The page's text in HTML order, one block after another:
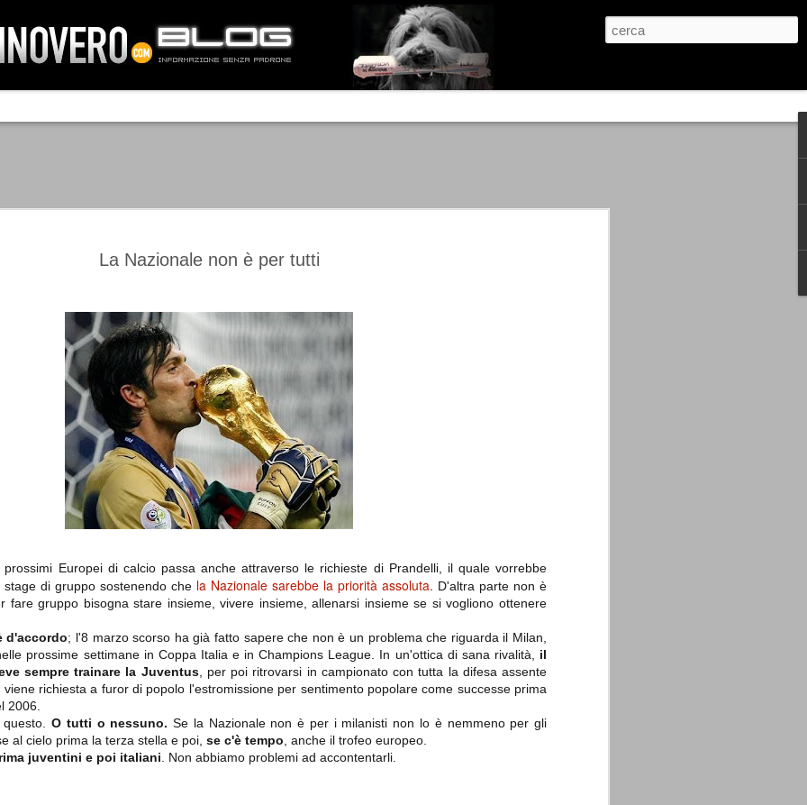
La Nazionale non è per tutti
Europei di calcio passa anche attraverso le richieste di Prandelli, il quale vorrebbe
di gruppo sostenendo che la Nazionale sarebbe la priorità assoluta. D'altra parte non è
fare gruppo bisogna stare insieme, vivere insieme, allenarsi insieme se si vogliono ottenere
d'accordo; l'8 marzo scorso ha già fatto sapere che non è un problema che riguarda il Milan,
prossime settimane in Coppa Italia e in Champions League. In un'ottica di sana rivalità,
il
sempre trainare la Juventus, per poi ritrovarsi in campionato con tutta la difesa assente
richiesta a furor di popolo l'estromissione per sentimento popolare come successe prima
2006.
questo.O tutti o nessuno. Se la Nazionale non è per i milanisti non lo è nemmeno per gli
al cielo prima la terza stella e poi, se c'è tempo , anche il trofeo europeo.
juventini e poi italiani . Non abbiamo problemi ad accontentarli.
dell’estate 2006, sembrava
il corso degli eventi che si
condannando irreversibilmente.
Manchester City -
Juventus 1-2
La Juventus trionfa a
Manchester conquistandosi tre
importantissimi punti per la
qualificazione e mettendosi alle
spalle le brutte prestazioni del
campionato. Dopo un primo tempo
di sofferenza gli uomini di Allegri
hanno saputo reagire al gol
fortunoso (e non molto regolare)
segnato dagli inglesi e a portare a
casa il bottino intero.
12
Juventus - Chievo 1-1
La Juventus esce con un
misero punto dallo Juventus
Stadium, accentuando una crisi
che sembra non avere fine.
Nonostante il gol fortunoso del
Chievo, la sensazione netta è che
la matassa sia molto, molto lunga
e difficile da sbrogliare.
Dal sito della Corte di
Cassazione:
"In Italia la Corte Suprema di
giurisdizione ordinaria; tra le
principali funzioni che le sono
attribuite dalla legge fondamentale
sull'ordinamento giudiziario del 30
gennaio 1941 n. 12 (art. 65) vi è
osservanza e l'uniforme
interpretazione della legge, l'unità
del diritto oggettivo nazionale, il
operazioni di calciomercato, oltre che sulle liste Uefa e serie A (e
già pubblicato un pezzo dedicato pochi giorni fa. Ricordiamo che
12 giocatori usciti nella sessione di calciomercato sono italiani, e
giocatori arrivati.